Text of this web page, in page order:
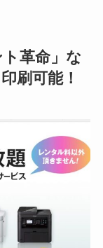
革命」な
刷可能！